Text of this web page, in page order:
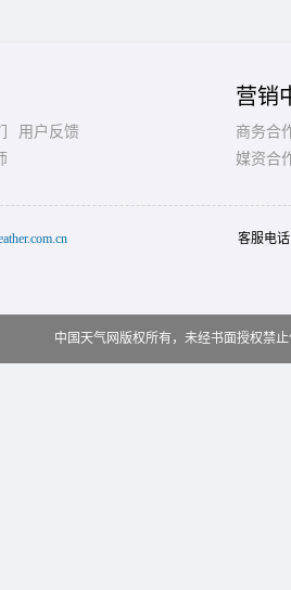
用户反馈
营销
商务合
媒资合
客服电
中国天气网版权所有，未经书面授权